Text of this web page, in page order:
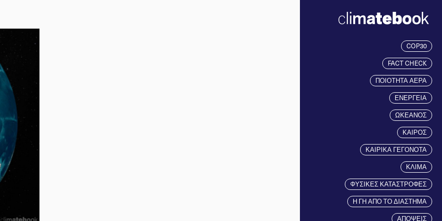
COP30
FACT CHECK
ΠΟΙΟΤΗΤΑ ΑΕΡΑ
ΕΝΕΡΓΕΙΑ
ΩΚΕΑΝΟΣ
ΚΑΙΡΟΣ
ΚΑΙΡΙΚΑ ΓΕΓΟΝΟΤΑ
ΚΛΙΜΑ
ΦΥΣΙΚΕΣ ΚΑΤΑΣΤΡΟΦΕΣ
Η ΓΗ ΑΠΟ ΤΟ ΔΙΑΣΤΗΜΑ
ΑΠΟΨΕΙΣ